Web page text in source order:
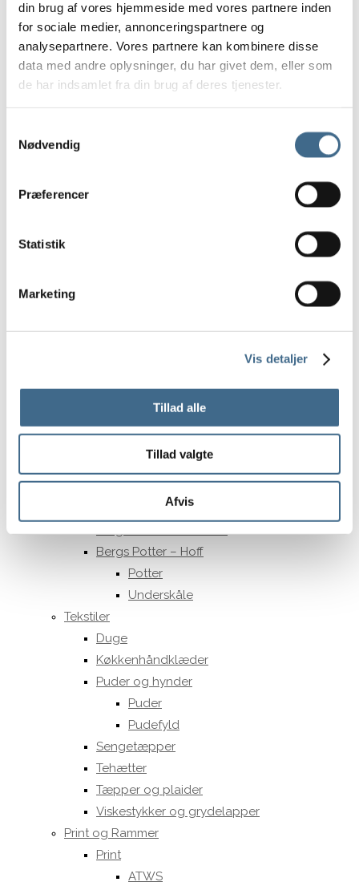
din brug af vores hjemmeside med vores partnere inden
for sociale medier, annonceringspartnere og
analysepartnere. Vores partnere kan kombinere disse
data med andre oplysninger, du har givet dem, eller som
de har indsamlet fra din brug af deres tjenester.
Nødvendig
Præferencer
Statistik
Marketing
Vis detaljer
Tillad alle
Tillad valgte
Afvis
Andre kopper
Lysestager
Skåle, Fade og Tallerkener
Lys og lamper
LED bloklys
35 cm
Bergs Potter – Julie
Bergs Potter – Hoff
Potter
Underskåle
Tekstiler
Duge
Køkkenhåndklæder
Puder og hynder
Puder
Pudefyld
Sengetæpper
Tehætter
Tæpper og plaider
Viskestykker og grydelapper
Print og Rammer
Print
ATWS